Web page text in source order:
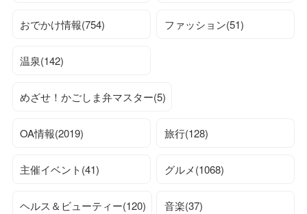
おでかけ情報(754) ファッション(51)
温泉(142)
めざせ！かごしま弁マスター(5)
OA情報(2019) 旅行(128)
主催イベント(41) グルメ(1068)
ヘルス＆ビューティー(120) 音楽(37)